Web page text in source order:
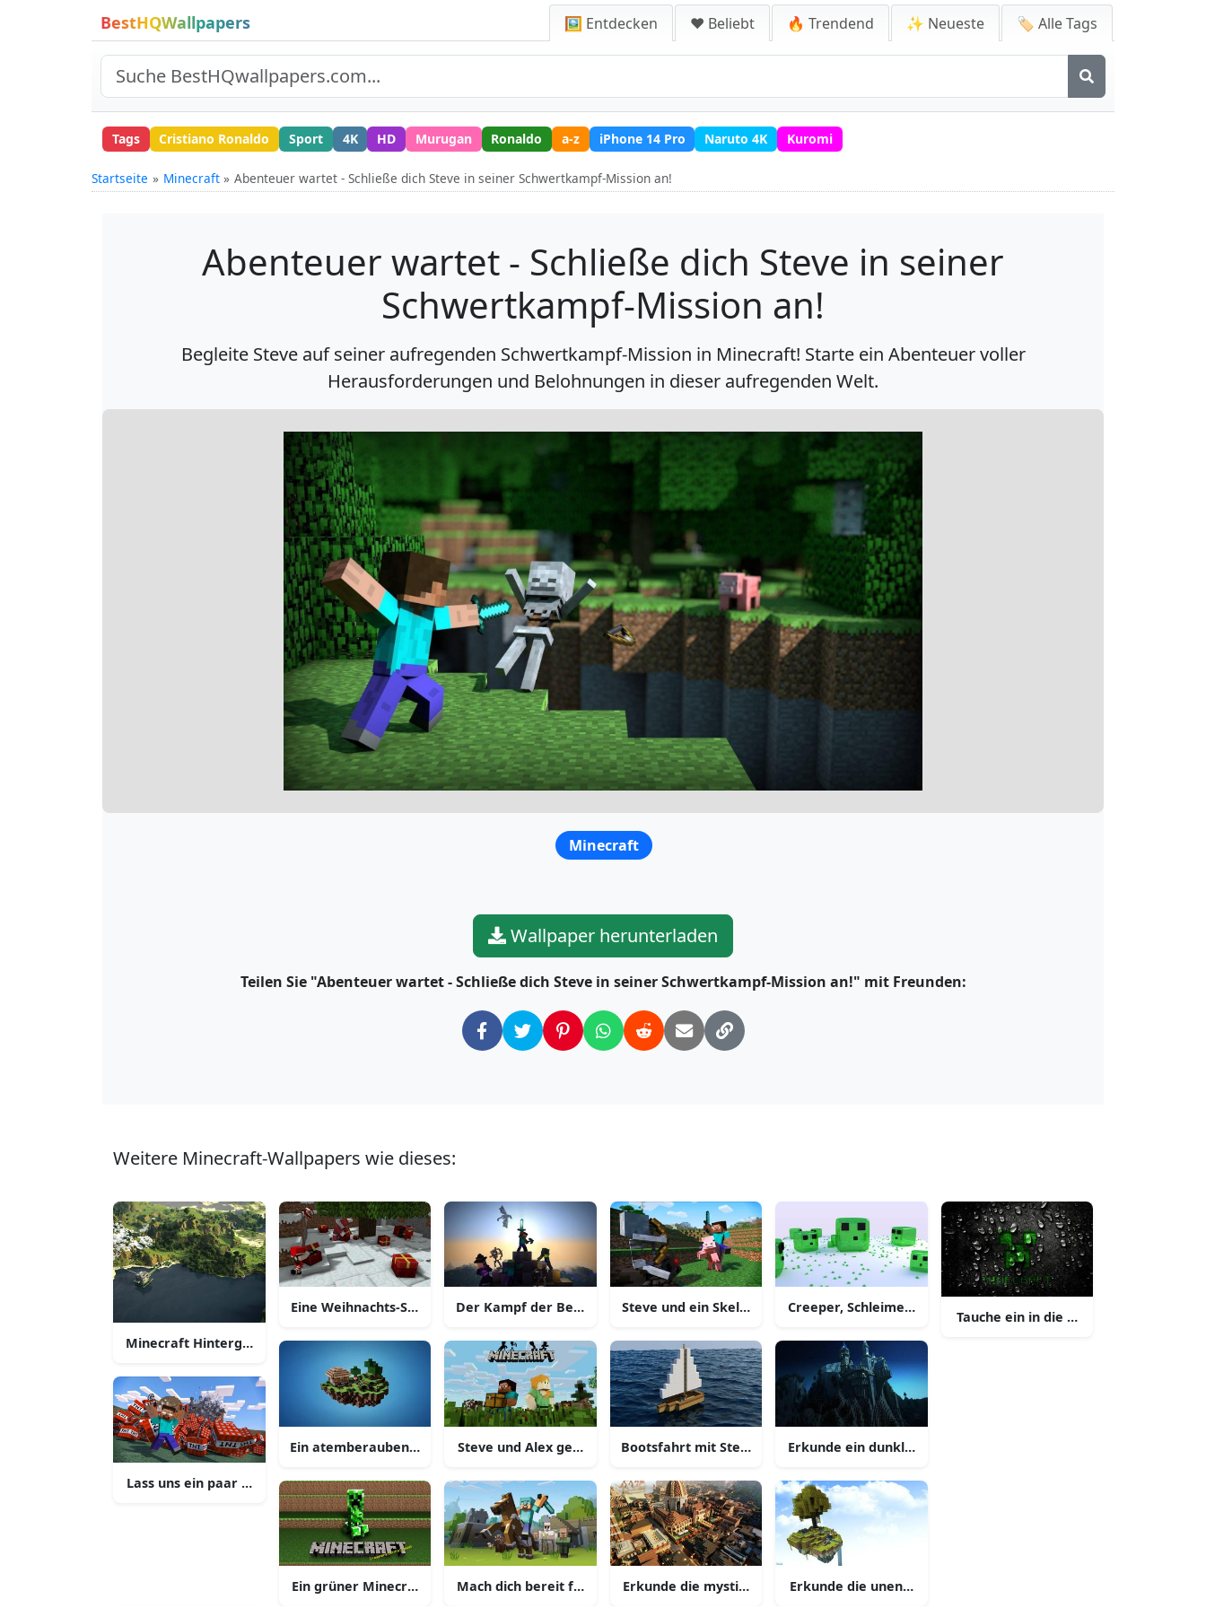
BestHQWallpapers 🖼️ Entdecken ❤️ Beliebt 🔥 Trendend ✨ Neueste 🏷️ Alle Tags
Tags Cristiano Ronaldo Sport 4K HD Murugan Ronaldo a-z iPhone 14 Pro Naruto 4K Kuromi
Startseite Minecraft Abenteuer wartet - Schließe dich Steve in seiner Schwertkampf-Mission an!
Abenteuer wartet - Schließe dich Steve in seiner
Schwertkampf-Mission an!
Begleite Steve auf seiner aufregenden Schwertkampf-Mission in Minecraft! Starte ein Abenteuer voller
Herausforderungen und Belohnungen in dieser aufregenden Welt.
Minecraft
Wallpaper herunterladen
Teilen Sie "Abenteuer wartet - Schließe dich Steve in seiner Schwertkampf-Mission an!" mit Freunden:
Weitere Minecraft-Wallpapers wie dieses:
Minecraft Hintergrund
Lass uns ein paar Explosionen machen!
Eine Weihnachts-Schneeszene in Minecraft
Ein atemberaubendes schwebendes Inselhaus in Minecraft
Ein grüner Minecraft-Creeper im Nether
Der Kampf der Besten: Steve gegen den Enderman in Minecraft
Steve und Alex genießen die friedliche Welt von Minecraft
Mach dich bereit für Abenteuer mit dem animierten Ritter Steve in Minecraft
Steve und ein Skelett in einer Wüstennacht
Bootsfahrt mit Steve auf einem Holzboot
Erkunde die mystische mittelalterliche Stadt von Minecraft
Creeper, Schleime und tobende Explosionen in 3D Minecraft
Erkunde ein dunkles Schloss in der Welt von Minecraft
Erkunde die unendlichen Möglichkeiten von Minecraft auf
Tauche ein in die Welt von Minecraft